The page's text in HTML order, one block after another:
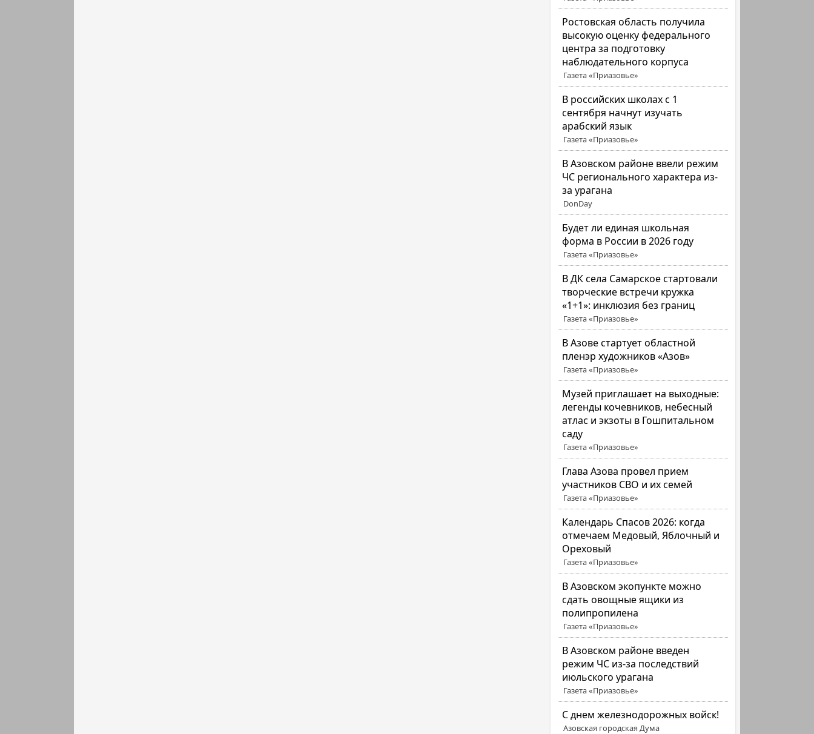
Ростовская область получила
высокую оценку федерального
центра за подготовку
наблюдательного корпуса
Газета «Приазовье»
В российских школах с 1
сентября начнут изучать
арабский язык
Газета «Приазовье»
В Азовском районе ввели режим
ЧС регионального характера из-
за урагана
DonDay
Будет ли единая школьная
форма в России в 2026 году
Газета «Приазовье»
В ДК села Самарское стартовали
творческие встречи кружка
«1+1»: инклюзия без границ
Газета «Приазовье»
В Азове стартует областной
пленэр художников «Азов»
Газета «Приазовье»
Музей приглашает на выходные:
легенды кочевников, небесный
атлас и экзоты в Гошпитальном
саду
Газета «Приазовье»
Глава Азова провел прием
участников СВО и их семей
Газета «Приазовье»
Календарь Спасов 2026: когда
отмечаем Медовый, Яблочный и
Ореховый
Газета «Приазовье»
В Азовском экопункте можно
сдать овощные ящики из
полипропилена
Газета «Приазовье»
В Азовском районе введен
режим ЧС из-за последствий
июльского урагана
Газета «Приазовье»
С днем железнодорожных войск!
Азовская городская Дума